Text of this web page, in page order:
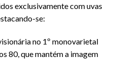
exclusivamente com uvas
se:
no 1º monovarietal
80, que mantém a imagem